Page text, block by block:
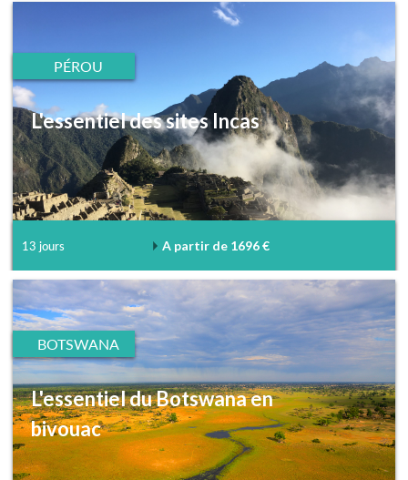
PÉROU
L'essentiel des sites Incas
13 jours A partir de 1696 €
BOTSWANA
L'essentiel du Botswana en
bivouac